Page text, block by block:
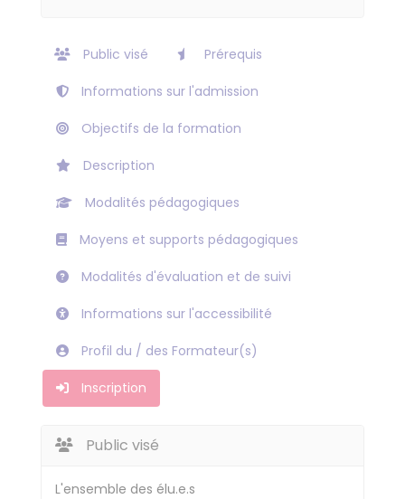
Public visé Prérequis
Informations sur l'admission
Objectifs de la formation
Description
Modalités pédagogiques
Moyens et supports pédagogiques
Modalités d'évaluation et de suivi
Informations sur l'accessibilité
Profil du / des Formateur(s)
Inscription
Public visé
L'ensemble des élu.e.s